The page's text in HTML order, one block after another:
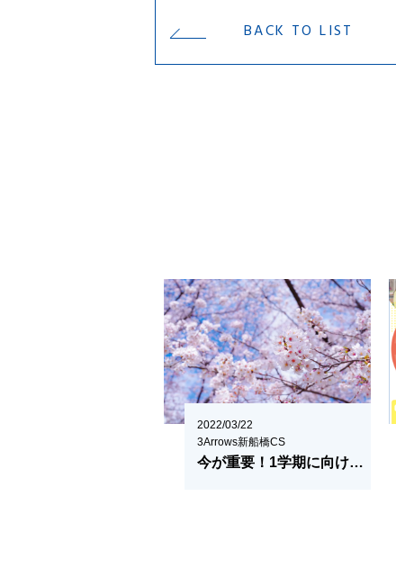
BACK TO LIST
2022/03/22
3Arrows新船橋CS
今が重要！1学期に向けた準備について